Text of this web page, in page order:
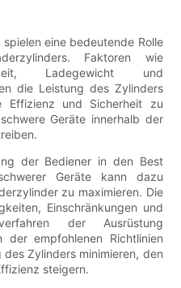
eine bedeutende Rolle
Faktoren wie
Ladegewicht und
die Leistung des Zylinders
Effizienz und Sicherheit zu
Geräte innerhalb der
der Bediener in den Best
Geräte kann dazu
zu maximieren. Die
Einschränkungen und
der Ausrüstung
empfohlenen Richtlinien
Zylinders minimieren, den
steigern.